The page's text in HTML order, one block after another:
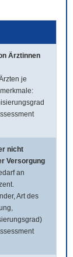
Ärztinnen
je
nicht
Versorgung
an
Art des